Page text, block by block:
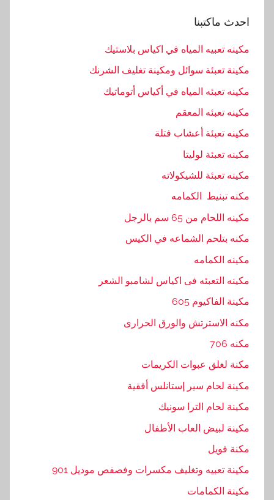
احدث ماكتبنا
مكينه تعبيه المياه في اكياس بلاستيك
مكينة تعبئة سوائل ومكينة تغليف الشرنك
مكينه تعبئه المياه في أكياس أتوماتيك
مكينه تعبئه المعقم
مكينه تعبئة أعشاب فتلة
مكينه تعبئة لوليتا
مكينه تعبئة للشيكولاته
مكنه تبنيط الكمامه
مكينه اللحام من 65 سم بالرجل
مكنه بتلحم الشماعه في الكيس
مكينه الكمامه
مكينه التعبئه فى اكياس لشامبو الشعر
مكينة الفاكيوم 605
مكنه الاسترتش والورق الحرارى
مكنه 706
مكنة لغلق عبوات الكريمات
مكينة لحام سير إستانلس أفقية
مكينة لحام الترا سونيك
مكينة لبيض العاب الأطفال
مكنة فويل
مكينة تعبيه وتغليف مكسرات وفصفص موديل 901
مكينة الكمامات